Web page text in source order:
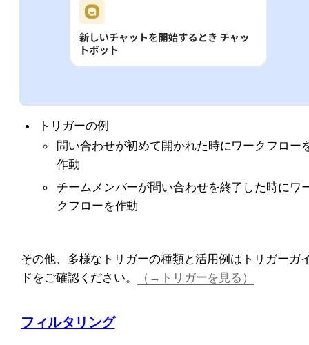
トリガーの例
問い合わせが初めて開かれた時にワークフロー
作動
チームメンバーが問い合わせを終了した時にワ
クフローを作動
その他、多様なトリガーの種類と活用例はトリガーガ
ドをご確認ください。
（→トリガーを見る）
フィルタリング